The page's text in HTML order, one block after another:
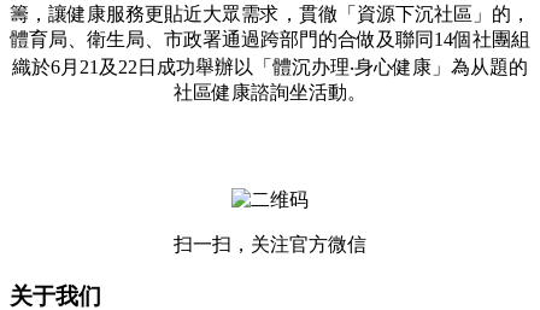
籌，讓健康服務更貼近大眾需求，貫徹「資源下沉社區」的，
體育局、衛生局、市政署通過跨部門的合做及聯同14個社團組
織於6月21及22日成功舉辦以「體沉办理‧身心健康」為从題的
社區健康諮詢坐活動。
扫一扫，关注官方微信
关于我们